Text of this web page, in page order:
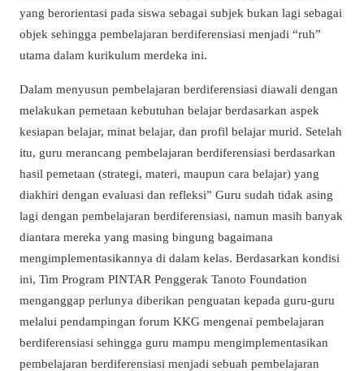
yang berorientasi pada siswa sebagai subjek bukan lagi sebagai
objek sehingga pembelajaran berdiferensiasi menjadi “ruh”
utama dalam kurikulum merdeka ini.
Dalam menyusun pembelajaran berdiferensiasi diawali dengan
melakukan pemetaan kebutuhan belajar berdasarkan aspek
kesiapan belajar, minat belajar, dan profil belajar murid. Setelah
itu, guru merancang pembelajaran berdiferensiasi berdasarkan
hasil pemetaan (strategi, materi, maupun cara belajar) yang
diakhiri dengan evaluasi dan refleksi” Guru sudah tidak asing
lagi dengan pembelajaran berdiferensiasi, namun masih banyak
diantara mereka yang masing bingung bagaimana
mengimplementasikannya di dalam kelas. Berdasarkan kondisi
ini, Tim Program PINTAR Penggerak Tanoto Foundation
menganggap perlunya diberikan penguatan kepada guru-guru
melalui pendampingan forum KKG mengenai pembelajaran
berdiferensiasi sehingga guru mampu mengimplementasikan
pembelajaran berdiferensiasi menjadi sebuah pembelajaran